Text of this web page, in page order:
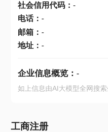
社会信用代码： -
电话： -
邮箱： -
地址： -
企业信息概览： -
如上信息由AI大模型全网搜
工商注册